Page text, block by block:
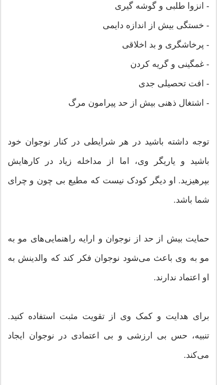
- انزوا طلبی و گوشه گیری
- خستگی بیش از اندازه دایمی
- پرخاشگری و بد اخلاقی
- غمگینی و گریه کردن
- افت تحصیلی جدی
- اشتغال ذهنی بیش از حد پیرامون مرگ
توجه داشته باشید در هر شرایطی در کنار نوجوان خود
باشید و یاریگر وی، اما از مداخله زیاد در کارهایش
بپرهیزید. او دیگر کودک نیست که مطیع بی چون و چرای
شما باشد.
حمایت بیش از حد از نوجوان و ارایه راهنمایی‌های مو به
مو به وی باعث می‌شود نوجوان فکر کند که والدینش به
او اعتماد ندارند.
برای هدایت و کمک وی از تقویت مثبت استفاده کنید.
تنبیه، حس بی ارزشی و بی اعتمادی در نوجوان ایجاد
می‌کند.